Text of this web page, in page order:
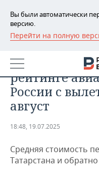
Вы были автоматически
версию.
Перейти на полную
РЕГИОНЫ
БАШКОРТОСТАН
ТАТАРСТАН
УДМУРТИЯ
НОВОСТИ
АНАЛИТИКА
НОВОСТИ АНАЛИТИКИ
ДЕКЛАРАЦИИ О
КОРОЛИ
ЭКОНОМИКА
НОВОСТИ
ФИНАНСЫ
ПРОМЫШЛЕННОСТЬ
НОВОСТИ
ПРОМЫШЛЕННОСТИ
НЕДВИЖИМОСТЬ
Казань
рейтинге
России с
август
18:48, 19.07.2025
Средняя стоимость
Татарстана и